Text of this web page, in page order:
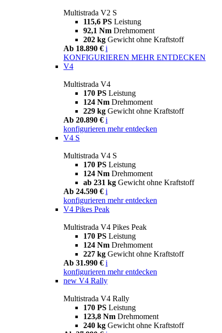
Multistrada V2 S
115,6 PS Leistung
92,1 Nm Drehmoment
202 kg Gewicht ohne Kraftstoff
Ab 18.890 € i
KONFIGURIEREN MEHR ENTDECKEN
V4
Multistrada V4
170 PS Leistung
124 Nm Drehmoment
229 kg Gewicht ohne Kraftstoff
Ab 20.890 € i
konfigurieren mehr entdecken
V4 S
Multistrada V4 S
170 PS Leistung
124 Nm Drehmoment
ab 231 kg Gewicht ohne Kraftstoff
Ab 24.590 € i
konfigurieren mehr entdecken
V4 Pikes Peak
Multistrada V4 Pikes Peak
170 PS Leistung
124 Nm Drehmoment
227 kg Gewicht ohne Kraftstoff
Ab 31.990 € i
konfigurieren mehr entdecken
new V4 Rally
Multistrada V4 Rally
170 PS Leistung
123,8 Nm Drehmoment
240 kg Gewicht ohne Kraftstoff